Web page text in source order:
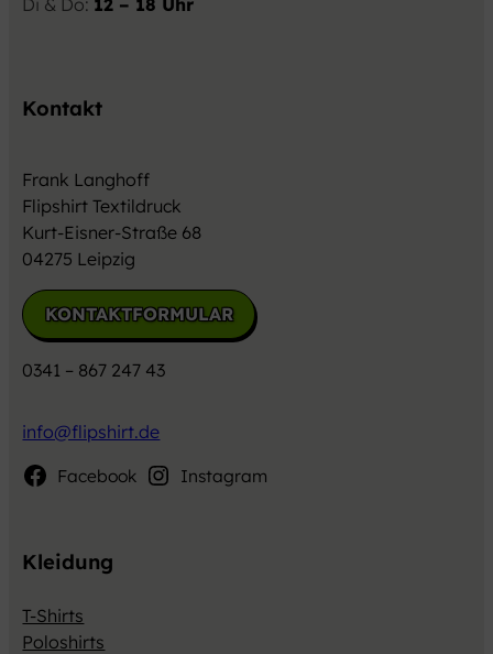
Kontakt
Frank Langhoff
Flipshirt Textildruck
Kurt-Eisner-Straße 68
04275 Leipzig
KONTAKTFORMULAR
0341 – 867 247 43
info@flipshirt.de
Facebook
Instagram
Kleidung
T-Shirts
Poloshirts